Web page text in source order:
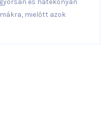
és hatékonyan
mielőtt azok